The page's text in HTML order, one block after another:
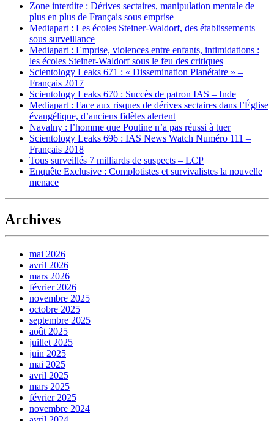
Zone interdite : Dérives sectaires, manipulation mentale de
plus en plus de Français sous emprise
Mediapart : Les écoles Steiner-Waldorf, des établissements
sous surveillance
Mediapart : Emprise, violences entre enfants, intimidations :
les écoles Steiner-Waldorf sous le feu des critiques
Scientology Leaks 671 : « Dissemination Planétaire » –
Français 2017
Scientology Leaks 670 : Succès de patron IAS – Inde
Mediapart : Face aux risques de dérives sectaires dans l’Église
évangélique, d’anciens fidèles alertent
Navalny : l’homme que Poutine n’a pas réussi à tuer
Scientology Leaks 696 : IAS News Watch Numéro 111 –
Français 2018
Tous surveillés 7 milliards de suspects – LCP
Enquête Exclusive : Complotistes et survivalistes la nouvelle
menace
Archives
mai 2026
avril 2026
mars 2026
février 2026
novembre 2025
octobre 2025
septembre 2025
août 2025
juillet 2025
juin 2025
mai 2025
avril 2025
mars 2025
février 2025
novembre 2024